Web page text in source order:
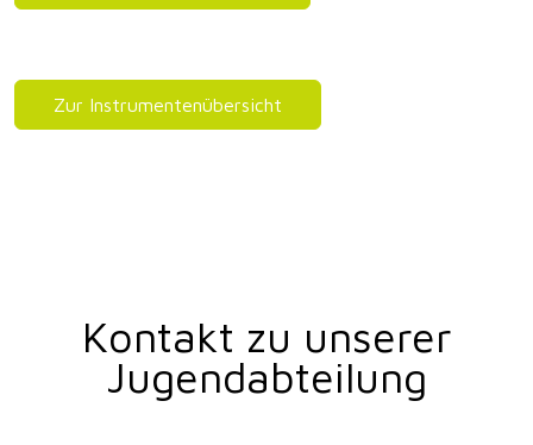
Zur Instrumentenübersicht
Kontakt zu unserer
Jugendabteilung